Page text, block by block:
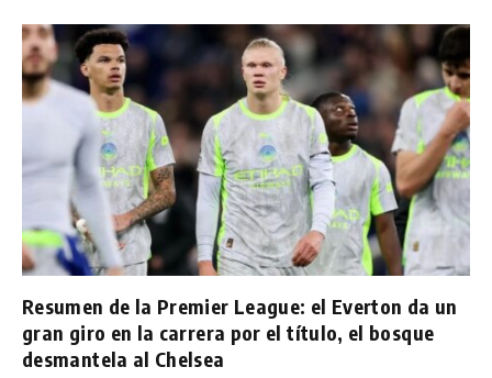
Resumen de la Premier League: el Everton da un
gran giro en la carrera por el título, el bosque
desmantela al Chelsea